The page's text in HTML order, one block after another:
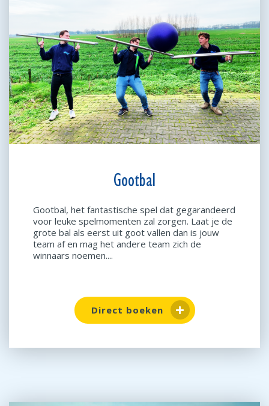
Gootbal
Gootbal, het fantastische spel dat gegarandeerd
voor leuke spelmomenten zal zorgen. Laat je de
grote bal als eerst uit goot vallen dan is jouw
team af en mag het andere team zich de
winnaars noemen....
Direct boeken